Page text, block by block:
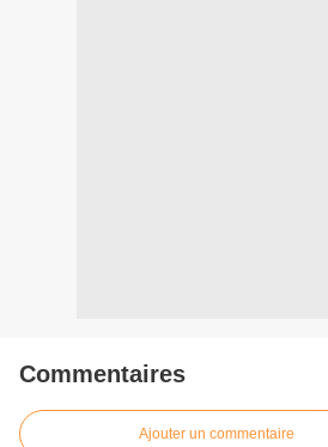
Commentaires
Ajouter un commentaire